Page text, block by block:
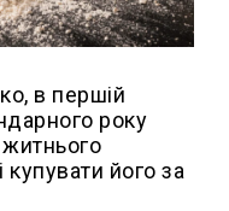
в першій
року
його за